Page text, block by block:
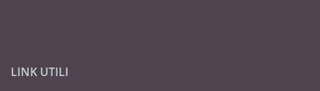
LINK UTILI